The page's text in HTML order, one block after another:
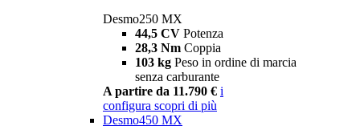
Desmo250 MX
44,5 CV Potenza
28,3 Nm Coppia
103 kg Peso in ordine di marcia
senza carburante
A partire da 11.790 € i
configura scopri di più
Desmo450 MX